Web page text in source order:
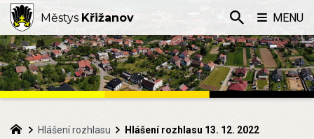
Hlášení rozhlasu Hlášení rozhlasu 13. 12. 2022
Městys Křižanov MENU